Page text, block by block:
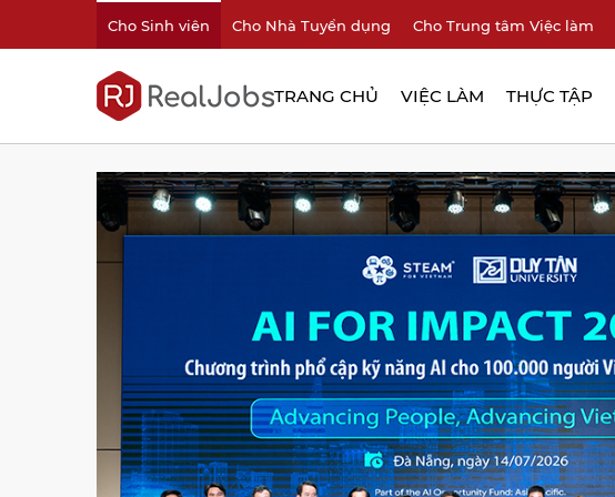
Cho Sinh viên Cho Nhà Tuyển dụng Cho Trung tâm Việc làm
TRANG CHỦ VIỆC LÀM THỰC TẬP